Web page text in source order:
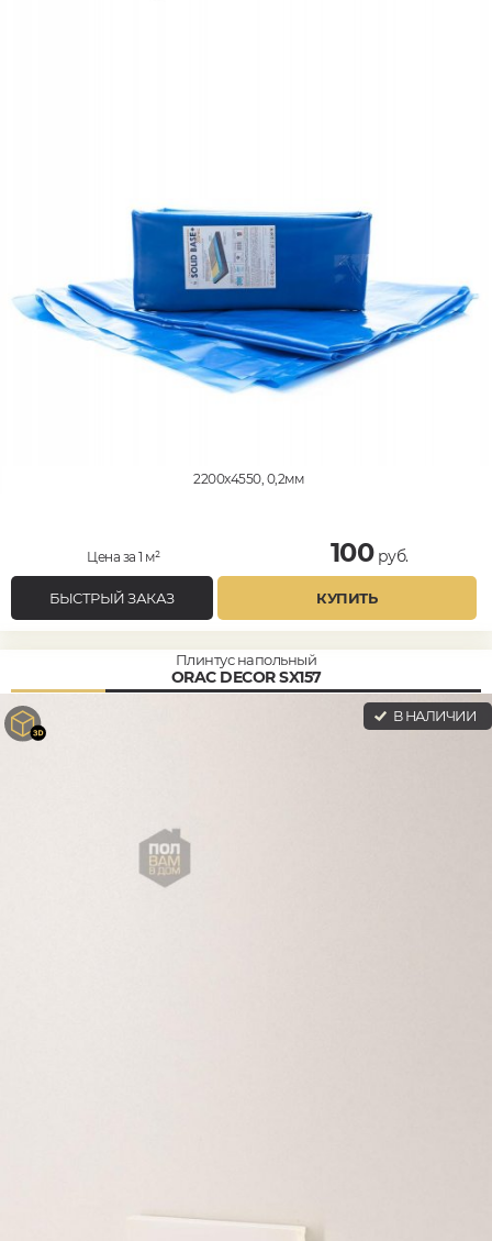
2200x4550, 0,2мм
Цена за 1 м² 100руб.
БЫСТРЫЙ ЗАКАЗ КУПИТЬ
Плинтус напольный
ORAC DECOR SX157
В НАЛИЧИИ